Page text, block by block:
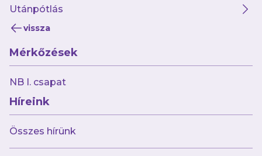
Utánpótlás
vissza
Mérkőzések
NB I. csapat
Híreink
Összes hírünk
2025.10.27
Suscsák triplázott, elvettük a PTE-PEAC
hazai veretlenségét!